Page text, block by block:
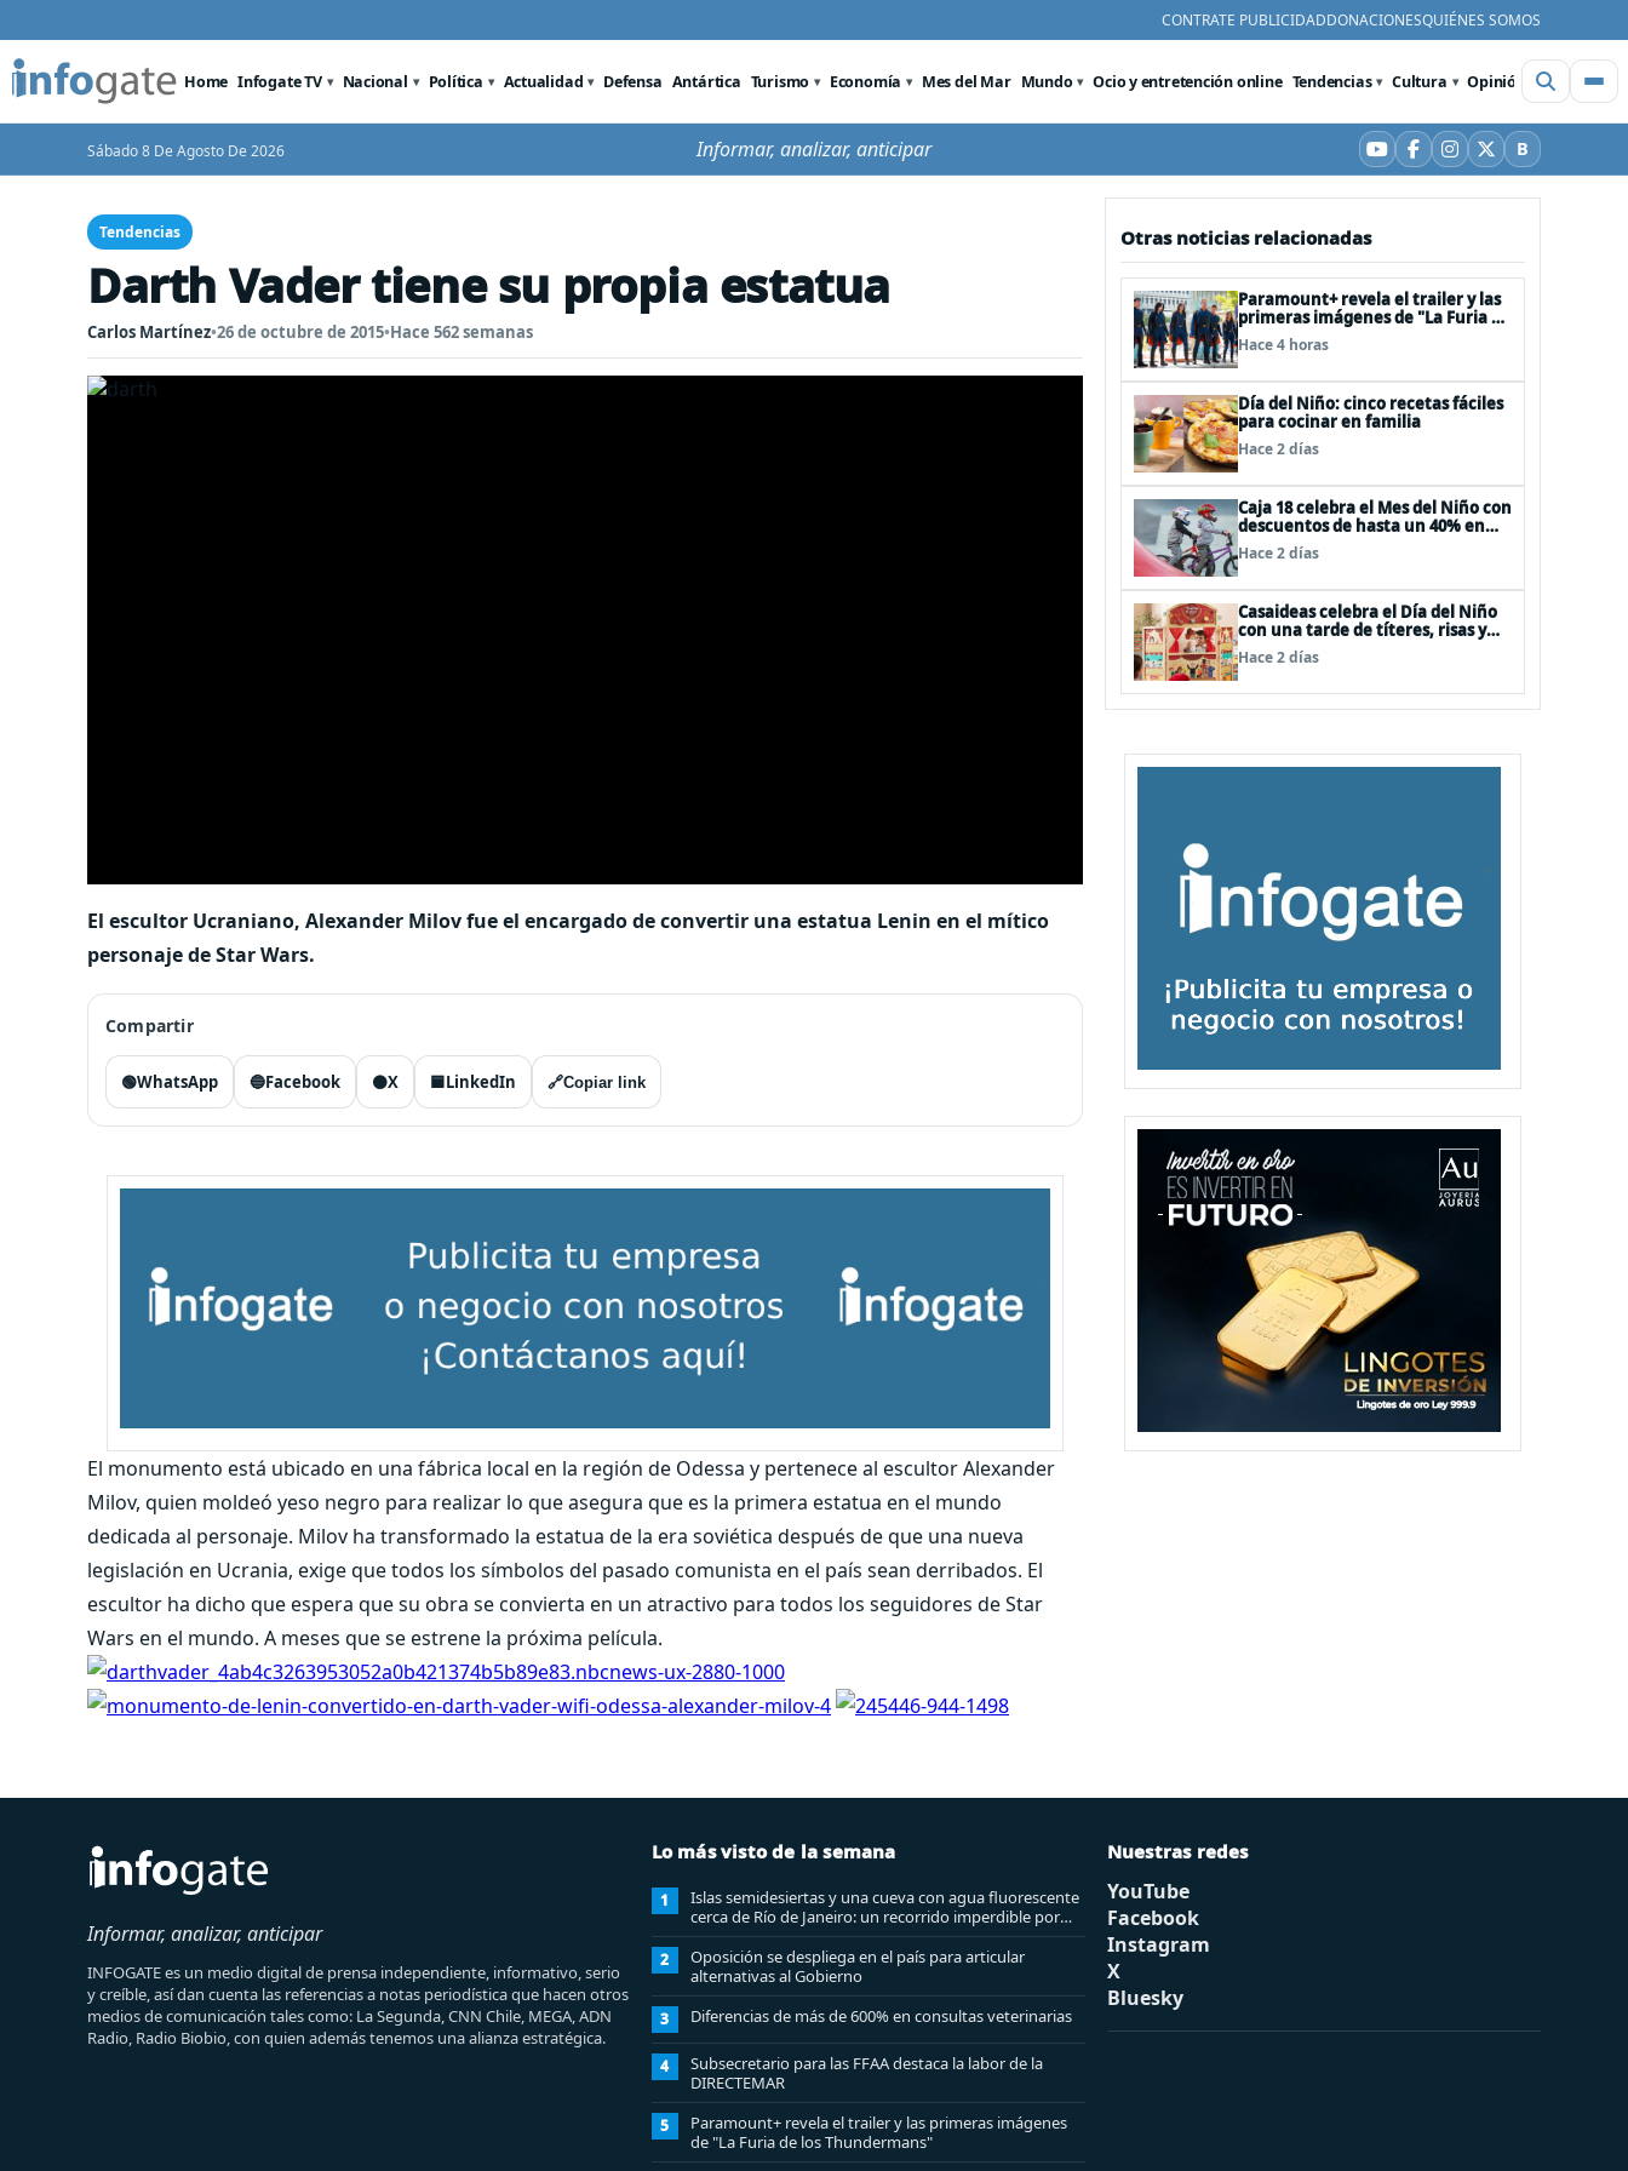
CONTRATE PUBLICIDADDONACIONESQUIÉNES SOMOS
Home Infogate TV Nacional Política Actualidad Defensa Antártica Turismo Economía Mes del Mar Mundo Ocio y entretención online Tendencias Cultura Opinión Videos
Sábado 8 De Agosto De 2026 Informar, analizar, anticipar YouTube
Facebook
Instagram
X BBluesky
Tendencias
Darth Vader tiene su propia estatua
Carlos Martínez•26 de octubre de 2015•Hace 562 semanas
El escultor Ucraniano, Alexander Milov fue el encargado de convertir una estatua Lenin en el mítico
personaje de Star Wars.
Compartir
🟢WhatsApp 🔵Facebook ⚫X 🟦LinkedIn 🔗Copiar link
El monumento está ubicado en una fábrica local en la región de Odessa y pertenece al escultor Alexander
Milov, quien moldeó yeso negro para realizar lo que asegura que es la primera estatua en el mundo
dedicada al personaje. Milov ha transformado la estatua de la era soviética después de que una nueva
legislación en Ucrania, exige que todos los símbolos del pasado comunista en el país sean derribados. El
escultor ha dicho que espera que su obra se convierta en un atractivo para todos los seguidores de Star
Wars en el mundo. A meses que se estrene la próxima película.
Otras noticias relacionadas
Paramount+ revela el trailer y las
primeras imágenes de "La Furia de
los Thundermans"
Hace 4 horas
Día del Niño: cinco recetas fáciles
para cocinar en familia
Hace 2 días
Caja 18 celebra el Mes del Niño con
descuentos de hasta un 40% en
panoramas, cine, shows y
streaming
Hace 2 días
Casaideas celebra el Día del Niño
con una tarde de títeres, risas y
sorpresas en el Mall Plaza Vespucio
Hace 2 días
Informar, analizar, anticipar
INFOGATE es un medio digital de prensa independiente, informativo, serio
y creíble, así dan cuenta las referencias a notas periodística que hacen otros
medios de comunicación tales como: La Segunda, CNN Chile, MEGA, ADN
Radio, Radio Biobio, con quien además tenemos una alianza estratégica.
Lo más visto de la semana
1
Islas semidesiertas y una cueva con agua fluorescente
cerca de Río de Janeiro: un recorrido imperdible por
Angra dos Reis
2
Oposición se despliega en el país para articular
alternativas al Gobierno
3 Diferencias de más de 600% en consultas veterinarias
4
Subsecretario para las FFAA destaca la labor de la
DIRECTEMAR
5
Paramount+ revela el trailer y las primeras imágenes
de "La Furia de los Thundermans"
Nuestras redes
YouTube
Facebook
Instagram
X
Bluesky